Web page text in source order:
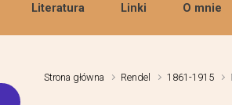
Literatura Linki O mnie
Strona główna Rendel 1861-1915